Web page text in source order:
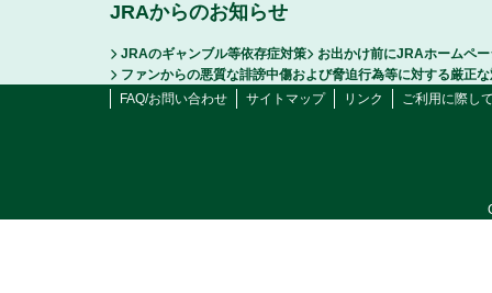
JRAからのお知らせ
JRAのギャンブル等依存症対策
お出かけ前にJRAホームペ
ファンからの悪質な誹謗中傷および脅迫行為等に対する厳正
FAQ/お問い合わせ
サイトマップ リンク ご利用に際し